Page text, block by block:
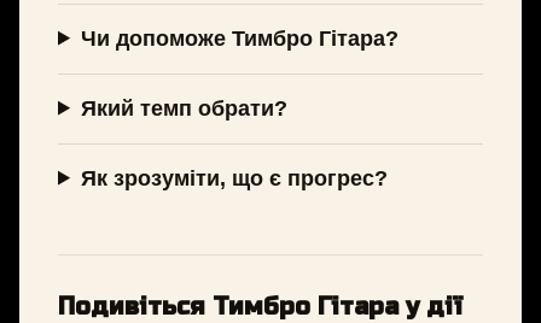
Чи допоможе Тимбро Гітара?
Який темп обрати?
Як зрозуміти, що є прогрес?
Подивіться Тимбро Гітара у дії